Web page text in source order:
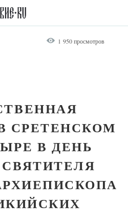
1 950 просмотров
СРЕТЕНСКОМ
В ДЕНЬ